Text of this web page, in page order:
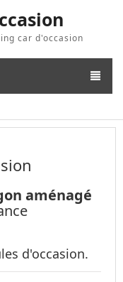
car d'occasion
aménagé
d'occasion.